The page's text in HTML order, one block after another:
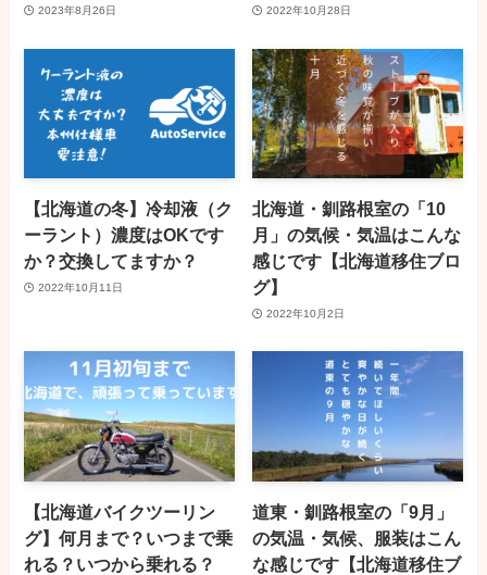
2023年8月26日 2022年10月28日
【北海道の冬】冷却液（ク
ーラント）濃度はOKです
か？交換してますか？
2022年10月11日
北海道・釧路根室の「10
月」の気候・気温はこんな
感じです【北海道移住ブロ
グ】
2022年10月2日
【北海道バイクツーリン
グ】何月まで？いつまで乗
れる？いつから乗れる？
道東・釧路根室の「9月」
の気温・気候、服装はこん
な感じです【北海道移住ブ